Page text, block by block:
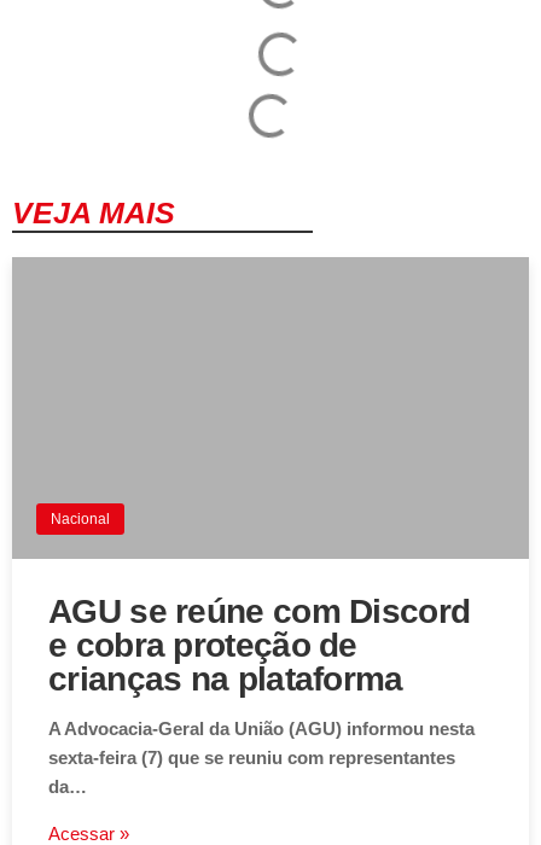
VEJA MAIS
Nacional
AGU se reúne com Discord
e cobra proteção de
crianças na plataforma
A Advocacia-Geral da União (AGU) informou nesta
sexta-feira (7) que se reuniu com representantes
da…
Acessar »